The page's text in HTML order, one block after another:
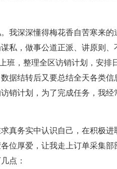
我深深懂得梅花香自苦寒来的
私，做事公道正派、讲原则、
班，整理全区访销计划，安排
据结转后又要总结全天各类信
销计划，为了完成任务，我经
真务实中认识自己，在积极进
位厚爱，让我走上订单采集部
点：